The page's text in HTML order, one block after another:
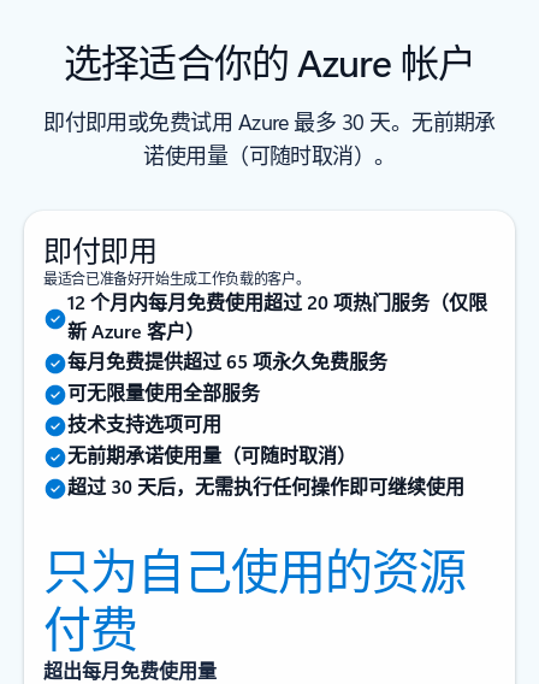
选择适合你的 Azure 帐户
即付即用或免费试用 Azure 最多 30 天。无前期承
诺使用量（可随时取消）。
即付即用
最适合已准备好开始生成工作负载的客户。
12 个月内每月免费使用超过 20 项热门服务（仅限
新 Azure 客户）
每月免费提供超过 65 项永久免费服务
可无限量使用全部服务
技术支持选项可用
无前期承诺使用量（可随时取消）
超过 30 天后，无需执行任何操作即可继续使用
只为自己使用的资源
付费
超出每月免费使用量